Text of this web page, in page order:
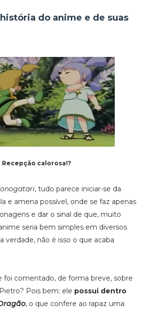
do anime e de suas
Recepção calorosa!?
, tudo parece iniciar-se da
e amena possível, onde se faz apenas
e dar o sinal de que, muito
seria bem simples em diversos
verdade, não é isso o que acaba
foi comentado, de forma breve, sobre
Pois bem: ele possui dentro
, o que confere ao rapaz uma